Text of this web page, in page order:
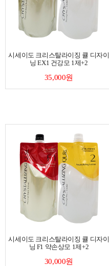
시세이도 크리스탈라이징 큘 디자이
닝 EX1 건강모 1제+2
35,000원
시세이도 크리스탈라이징 큘 디자이
닝 F1 약손상모 1제+2
30,000원